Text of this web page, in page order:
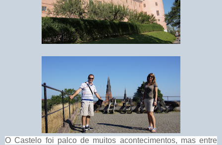
O Castelo foi palco de muitos acontecimentos, mas entre